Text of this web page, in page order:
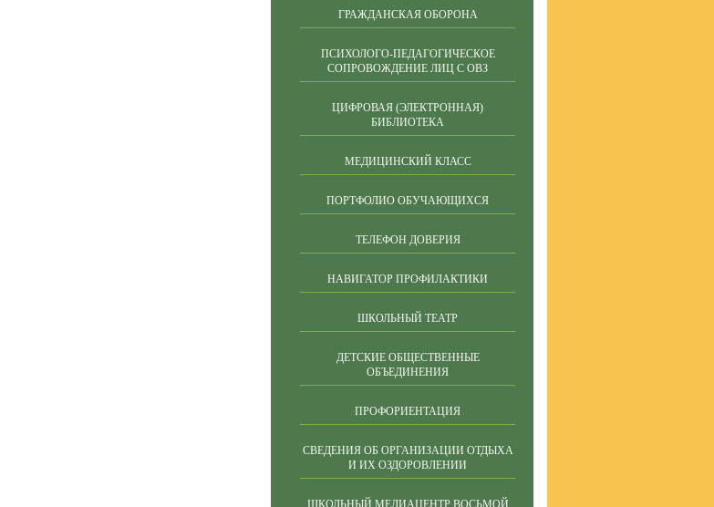
ГРАЖДАНСКАЯ ОБОРОНА
ПСИХОЛОГО-ПЕДАГОГИЧЕСКОЕ
СОПРОВОЖДЕНИЕ ЛИЦ С ОВЗ
ЦИФРОВАЯ (ЭЛЕКТРОННАЯ)
БИБЛИОТЕКА
МЕДИЦИНСКИЙ КЛАСС
ПОРТФОЛИО ОБУЧАЮЩИХСЯ
ТЕЛЕФОН ДОВЕРИЯ
НАВИГАТОР ПРОФИЛАКТИКИ
ШКОЛЬНЫЙ ТЕАТР
ДЕТСКИЕ ОБЩЕСТВЕННЫЕ
ОБЪЕДИНЕНИЯ
ПРОФОРИЕНТАЦИЯ
СВЕДЕНИЯ ОБ ОРГАНИЗАЦИИ ОТДЫХА
И ИХ ОЗДОРОВЛЕНИИ
ШКОЛЬНЫЙ МЕДИАЦЕНТР ВОСЬМОЙ